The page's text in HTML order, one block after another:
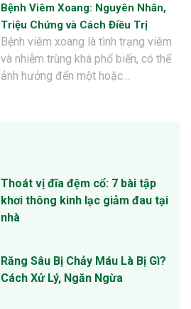
Bệnh Viêm Xoang: Nguyên Nhân,
Triệu Chứng và Cách Điều Trị
Bệnh viêm xoang là tình trạng viêm
và nhiễm trùng khá phổ biến, có thể
ảnh hưởng đến một hoặc…
Thoát vị đĩa đệm cổ: 7 bài tập
khơi thông kinh lạc giảm đau tại
nhà
Răng Sâu Bị Chảy Máu Là Bị Gì?
Cách Xử Lý, Ngăn Ngừa